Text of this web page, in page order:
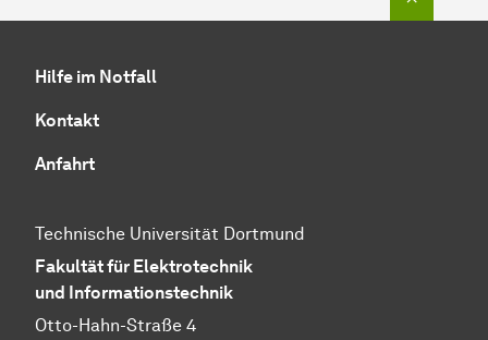
Hilfe im Notfall
Kontakt
Anfahrt
Technische Universität Dortmund
Fakultät für Elektrotechnik
und Informationstechnik
Otto-Hahn-Straße 4